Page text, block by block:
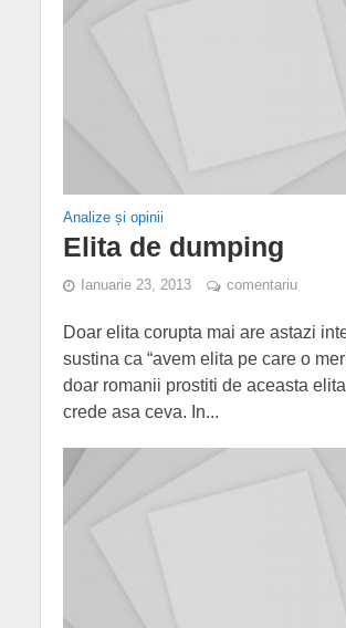
Analize și opinii
Elita de dumping
Ianuarie 23, 2013 comentariu
Doar elita corupta mai are astazi
sustina ca “avem elita pe care o
doar romanii prostiti de aceasta
crede asa ceva. In...